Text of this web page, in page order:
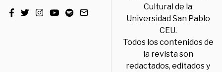
Cultural de la
Universidad San Pablo
CEU.
Todos los contenidos de
la revista son
redactados, editados y